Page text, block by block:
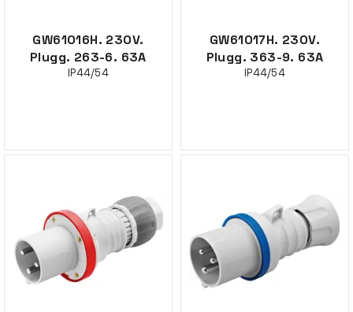
GW61016H. 230V.
Plugg. 263-6. 63A
IP44/54
GW61017H. 230V.
Plugg. 363-9. 63A
IP44/54